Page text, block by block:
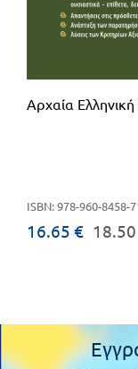
Αρχαία
ISBN: 978-960-8458-
16.65 €